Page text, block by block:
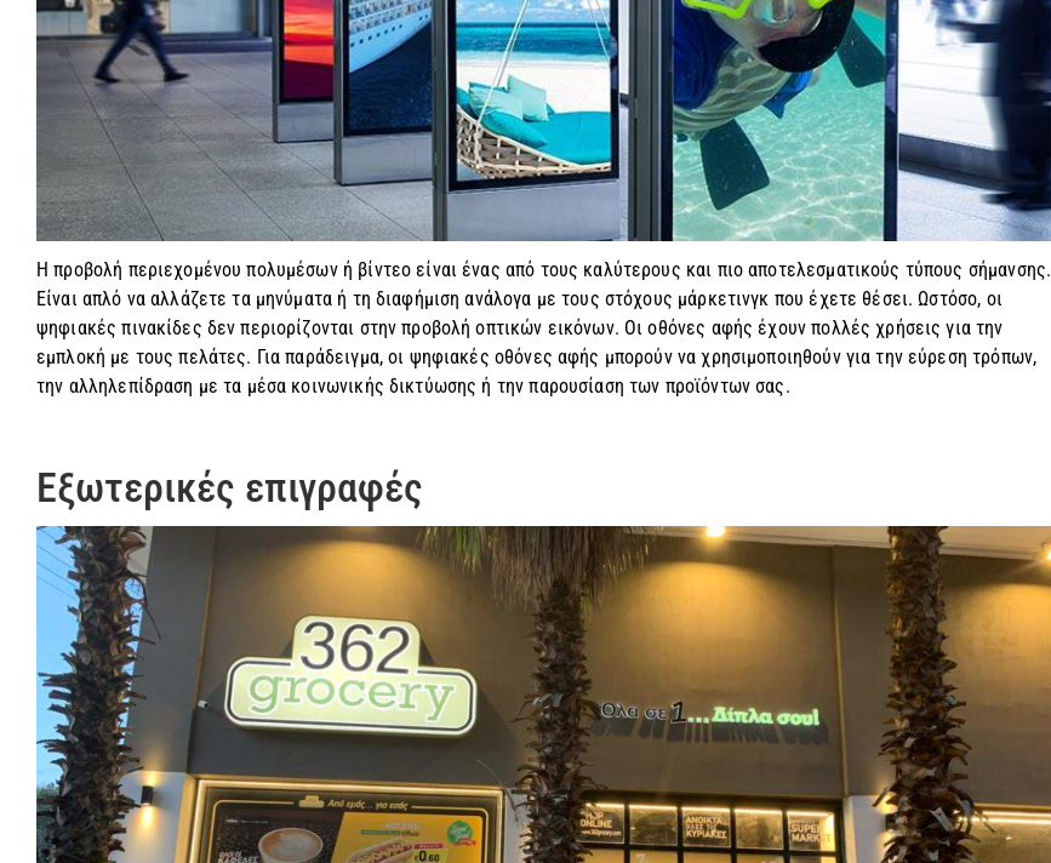
Η προβολή περιεχομένου πολυμέσων ή βίντεο είναι ένας από τους καλύτερους και πιο αποτελεσματικούς τύπους σήμανσης.
Είναι απλό να αλλάζετε τα μηνύματα ή τη διαφήμιση ανάλογα με τους στόχους μάρκετινγκ που έχετε θέσει. Ωστόσο, οι
ψηφιακές πινακίδες δεν περιορίζονται στην προβολή οπτικών εικόνων. Οι οθόνες αφής έχουν πολλές χρήσεις για την
εμπλοκή με τους πελάτες. Για παράδειγμα, οι ψηφιακές οθόνες αφής μπορούν να χρησιμοποιηθούν για την εύρεση τρόπων,
την αλληλεπίδραση με τα μέσα κοινωνικής δικτύωσης ή την παρουσίαση των προϊόντων σας.
Εξωτερικές επιγραφές